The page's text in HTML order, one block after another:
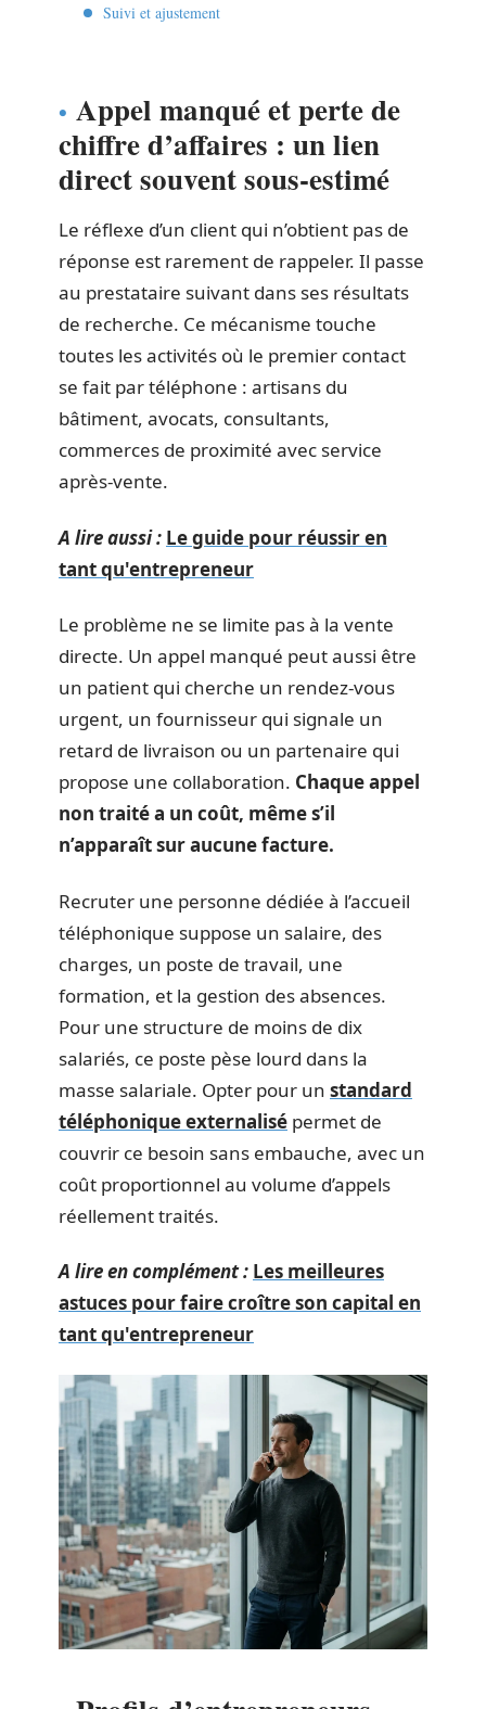
Suivi et ajustement
Appel manqué et perte de
chiffre d’affaires : un lien
direct souvent sous-estimé
Le réflexe d’un client qui n’obtient pas de
réponse est rarement de rappeler. Il passe
au prestataire suivant dans ses résultats
de recherche. Ce mécanisme touche
toutes les activités où le premier contact
se fait par téléphone : artisans du
bâtiment, avocats, consultants,
commerces de proximité avec service
après-vente.
A lire aussi : Le guide pour réussir en
tant qu'entrepreneur
Le problème ne se limite pas à la vente
directe. Un appel manqué peut aussi être
un patient qui cherche un rendez-vous
urgent, un fournisseur qui signale un
retard de livraison ou un partenaire qui
propose une collaboration. Chaque appel
non traité a un coût, même s’il
n’apparaît sur aucune facture.
Recruter une personne dédiée à l’accueil
téléphonique suppose un salaire, des
charges, un poste de travail, une
formation, et la gestion des absences.
Pour une structure de moins de dix
salariés, ce poste pèse lourd dans la
masse salariale. Opter pour un standard
téléphonique externalisé permet de
couvrir ce besoin sans embauche, avec un
coût proportionnel au volume d’appels
réellement traités.
A lire en complément : Les meilleures
astuces pour faire croître son capital en
tant qu'entrepreneur